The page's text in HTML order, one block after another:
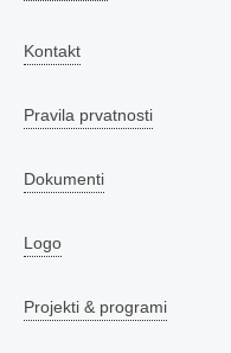
Kontakt
Pravila prvatnosti
Dokumenti
Logo
Projekti & programi